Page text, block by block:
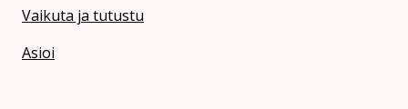
Vaikuta ja tutustu
Asioi